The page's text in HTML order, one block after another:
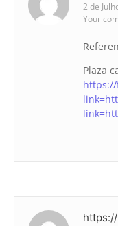
2 de
Your
Plaza
https://